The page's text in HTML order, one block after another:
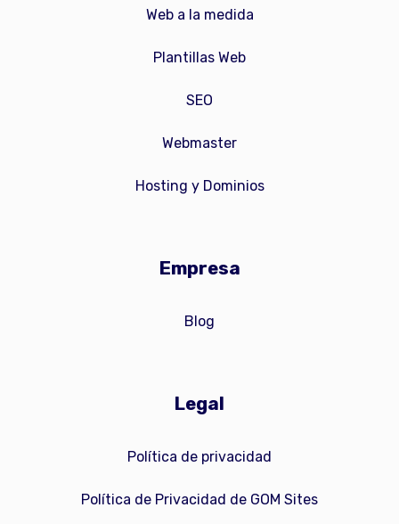
Web a la medida
Plantillas Web
SEO
Webmaster
Hosting y Dominios
Empresa
Blog
Legal
Política de privacidad
Política de Privacidad de GOM Sites